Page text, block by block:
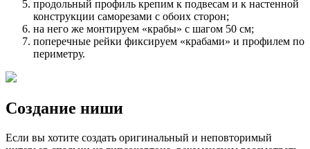
продольный профиль крепим к подвесам и к настенной
конструкции саморезами с обоих сторон;
на него же монтируем «крабы» с шагом 50 см;
поперечные рейки фиксируем «крабами» и профилем по
периметру.
Создание ниши
Если вы хотите создать оригинальный и неповторимый